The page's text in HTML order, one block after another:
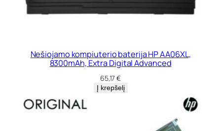
Nešiojamo kompiuterio baterija HP AA06XL,
8300mAh, Extra Digital Advanced
65,17€
Į krepšelį